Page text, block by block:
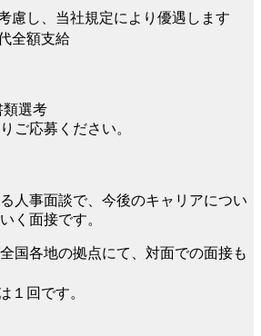
慮し、当社規定により優遇します
全額支給
類選考
ご応募ください。
人事面談で、今後のキャリアについ
く面接です。
国各地の拠点にて、対面での面接も
１回です。